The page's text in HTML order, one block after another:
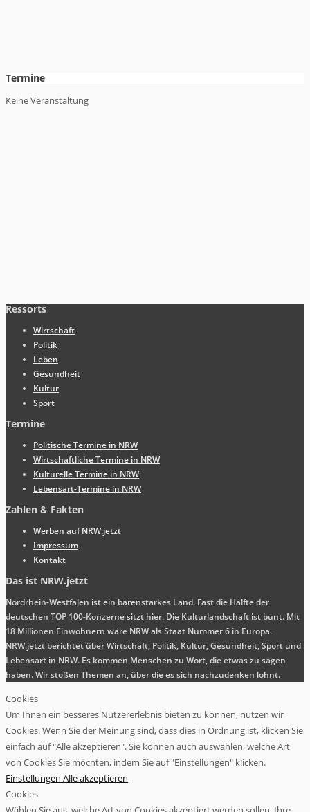
Termine
Keine Veranstaltung
Ressorts
Wirtschaft
Politik
Leben
Gesundheit
Kultur
Sport
Termine
Politische Termine in NRW
Wirtschaftliche Termine in NRW
Kulturelle Termine in NRW
Lebensart-Termine in NRW
Zahlen & Fakten
Werben auf NRW.jetzt
Impressum
Kontakt
Das ist NRW.jetzt
Nordrhein-Westfalen ist ein bärenstarkes Land. Fast die Hälfte der
deutschen TOP 100-Konzerne sitzt hier. Die Kulturlandschaft ist bunt. Mit
18 Millionen Einwohnern wäre NRW als Staat Nummer 6 in Europa.
NRW.jetzt berichtet über Wirtschaft, Politik, Kultur, Gesundheit, Sport und
Lebensart in NRW. Es kommen Menschen zu Wort, die etwas zu sagen
haben. Wir stoßen Themen an, über die es sich nachzudenken lohnt.
Cookies
Um Ihnen ein besseres Nutzererlebnis bieten zu können, nutzen wir
Cookies. Wenn Sie der Meinung sind, dass dies in Ordnung ist, klicken Sie
einfach auf "Alle akzeptieren". Sie können auch auswählen, welche Art
von Cookies Sie möchten, indem Sie auf "Einstellungen" klicken.
Einstellungen Alle akzeptieren
Cookies